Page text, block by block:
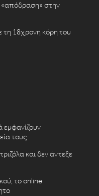
«απόδραση» στην
τη 18χρονη κόρη του
εμφανίζουν
τους
και δεν άντεξε
το online